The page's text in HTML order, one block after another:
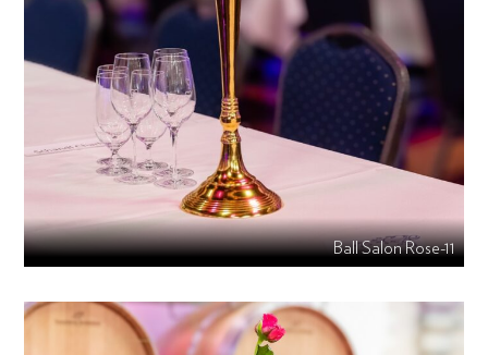
Ball Salon Rose-11